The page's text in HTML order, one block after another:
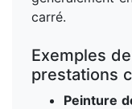
carré.
Exemples
prestations
Peinture